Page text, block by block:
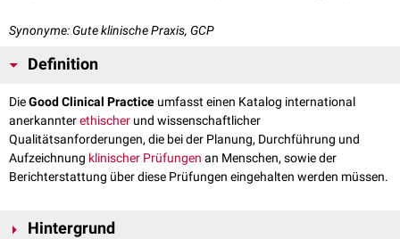
Synonyme: Gute klinische Praxis, GCP
Definition
DieGood Clinical Practice umfasst einen Katalog international
anerkannterethischer und wissenschaftlicher
Qualitätsanforderungen, die bei der Planung, Durchführung und
Aufzeichnung klinischer Prüfungen an Menschen, sowie der
Berichterstattung über diese Prüfungen eingehalten werden müssen.
Hintergrund